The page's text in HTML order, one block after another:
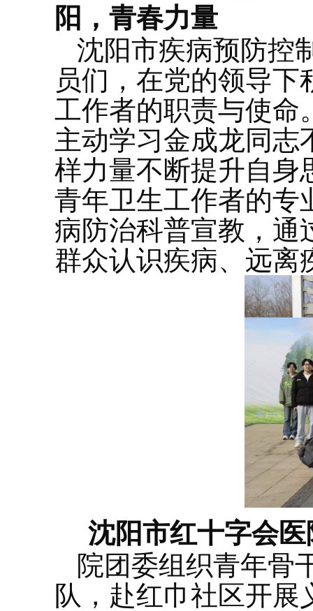
阳，青春力量
沈阳市疾病预防控
员们，在党的领导
工作者的职责与使命
主动学习金成龙同志
样力量不断提升自身
青年卫生工作者的专
病防治科普宣教，通
群众认识疾病、远离
沈阳市红十字会
院团委组织青年骨
队，赴红巾社区开